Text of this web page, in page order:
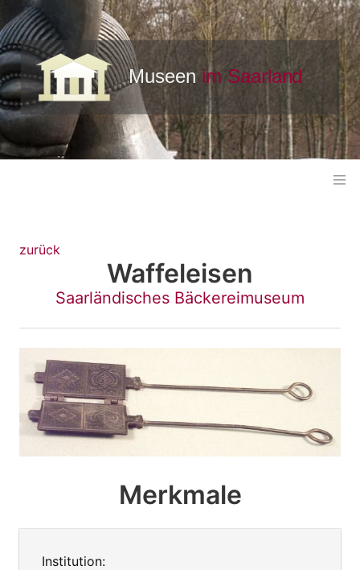
zurück
Waffeleisen
Saarländisches Bäckereimuseum
Merkmale
Institution: